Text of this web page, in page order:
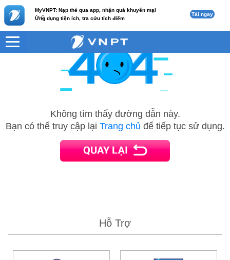
MyVNPT: Nạp thẻ qua app, nhận quà khuyến mại
Ứng dụng tiện ích, tra cứu tích điểm
c Tải ngay
Không tìm thấy đường dẫn này.
Bạn có thể truy cập lại Trang chủ để tiếp tục sử dụng.
Hỗ Trợ